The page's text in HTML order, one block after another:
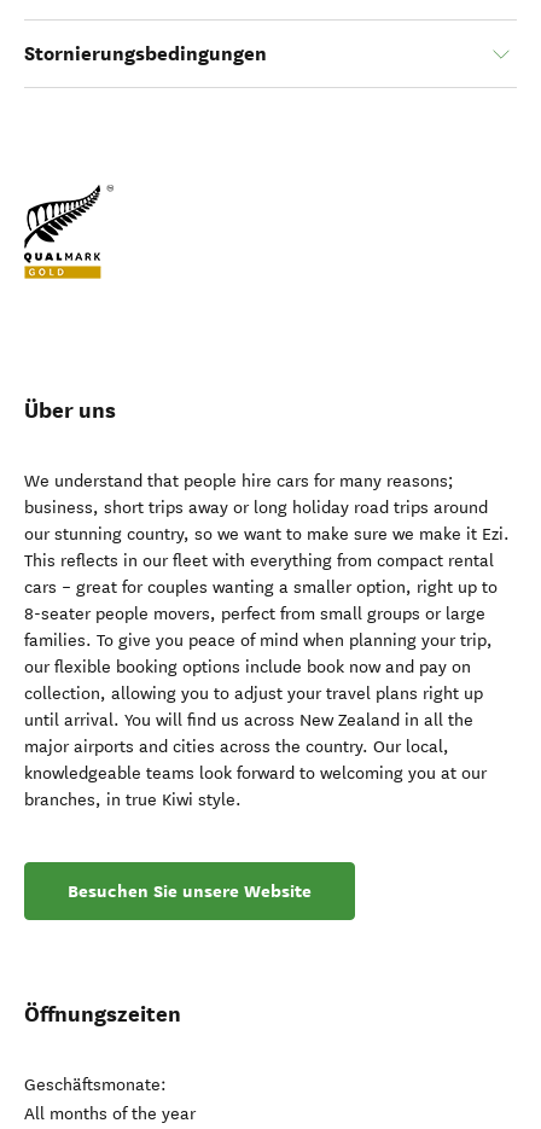
Stornierungsbedingungen
Über uns
We understand that people hire cars for many reasons;
business, short trips away or long holiday road trips around
our stunning country, so we want to make sure we make it Ezi.
This reflects in our fleet with everything from compact rental
cars – great for couples wanting a smaller option, right up to
8-seater people movers, perfect from small groups or large
families. To give you peace of mind when planning your trip,
our flexible booking options include book now and pay on
collection, allowing you to adjust your travel plans right up
until arrival. You will find us across New Zealand in all the
major airports and cities across the country. Our local,
knowledgeable teams look forward to welcoming you at our
branches, in true Kiwi style.
Besuchen Sie unsere Website
Öffnungszeiten
Geschäftsmonate:
All months of the year